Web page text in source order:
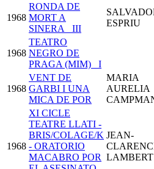
1968
RONDA DE
MORT A
SINERA_ III
ESPRIU
1968
TEATRO
NEGRO DE
PRAGA (MIM)_ I
1968
VENT DE
GARBI I UNA
MICA DE POR
MARIA
AURELIA
1968
XI CICLE
TEATRE LLATI -
BRIS/COLAGE/K
- ORATORIO
MACABRO POR
JEAN-
LAMBERT